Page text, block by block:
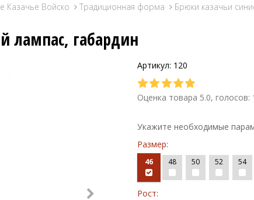
Казачье Войско Традиционная форма Брюки казачьи
лампас, габардин
Артикул: 120
Оценка товара 5.0, голосов:
Укажите необходимые
Размер:
46 48 50 52 54
Рост: